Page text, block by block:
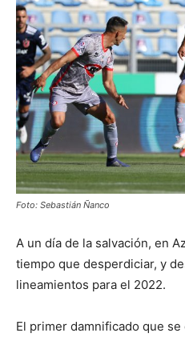
Foto: Sebastián Ñanco
A un día de la salvación, en
tiempo que desperdiciar, y
lineamientos para el 2022.
El primer damnificado que